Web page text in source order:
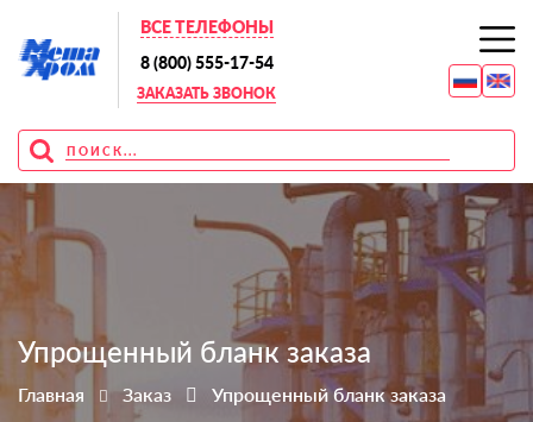
ВСЕ ТЕЛЕФОНЫ
8 (800) 555-17-54
ЗАКАЗАТЬ ЗВОНОК
Упрощенный бланк заказа
Главная Заказ Упрощенный бланк заказа